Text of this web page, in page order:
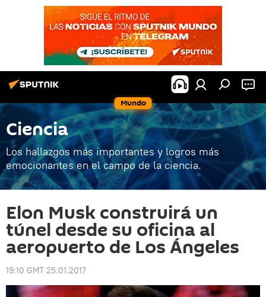
Mundo
Ciencia
Los hallazgos más importantes y logros más
emocionantes en el campo de la ciencia.
Elon Musk construirá un
túnel desde su oficina al
aeropuerto de Los Ángeles
19:10 GMT 25.01.2017